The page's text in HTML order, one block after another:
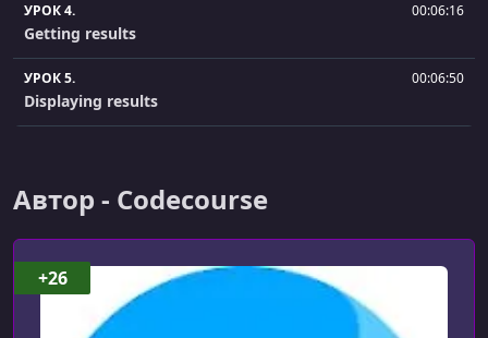
УРОК 4. 00:06:16
Getting results
УРОК 5. 00:06:50
Displaying results
УРОК 7.
Passing results into a custom component
УРОК 8.
Автор - Codecourse
+26